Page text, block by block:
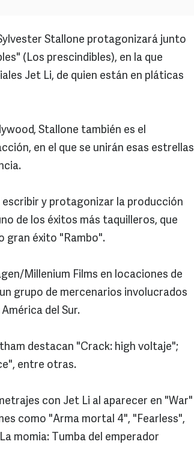
Stallone protagonizará junto
(Los prescindibles), en la que
Jet Li, de quien están en pláticas
Stallone también es el
en el que se unirán esas estrellas
y protagonizar la producción
de los éxitos más taquilleros, que
gran éxito "Rambo".
Millenium Films en locaciones de
grupo de mercenarios involucrados
del Sur.
destacan "Crack: high voltaje";
entre otras.
con Jet Li al aparecer en "War"
como "Arma mortal 4", "Fearless",
momia: Tumba del emperador